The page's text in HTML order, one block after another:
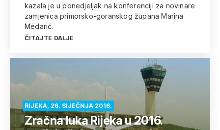
kazala je u ponedjeljak na konferenciji za novinare
zamjenica primorsko-goranskog župana Marina
Medarić.
ČITAJTE DALJE
RIJEKA, 26. SIJEČNJA 2016.
Zračna luka Rijeka u 2016.